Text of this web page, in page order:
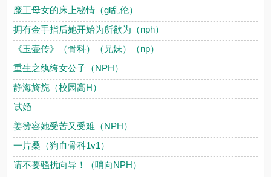
魔王母女的床上秘情（gl乱伦）
拥有金手指后她开始为所欲为（nph）
《玉壶传》（骨科）（兄妹）（np）
重生之纨绔女公子（NPH）
静海旖旎（校园高H）
试婚
姜赞容她受苦又受难（NPH）
一片桑（狗血骨科1v1）
请不要骚扰向导！（哨向NPH）